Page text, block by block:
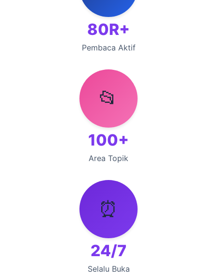
80R+
Pembaca Aktif
📂
100+
Area Topik
⏰
24/7
Selalu Buka